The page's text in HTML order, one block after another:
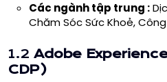
Các ngành tập trung :
Chăm Sóc Sức Khoẻ,
1.2 Adobe
CDP)